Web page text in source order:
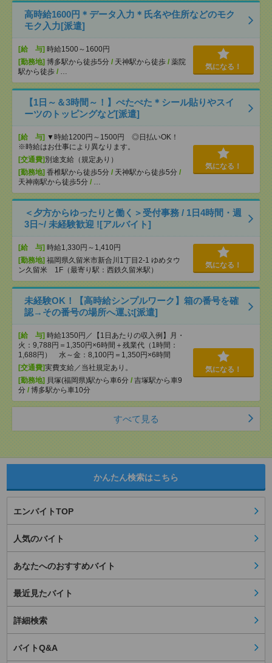
高時給1600円＊データ入力＊氏名や住所などのモク
モク入力[派遣]
[給 与] 時給1500～1600円
[勤務地] 博多駅から徒歩5分 / 天神駅から徒歩 / 薬院
駅から徒歩 / …
気になる！
【1日～＆3時間～！】ぺたぺた＊シール貼りやスイ
ーツのトッピングなど[派遣]
[給 与] ▼時給1200円～1500円 ◎日払いOK！
※時給はお仕事により異なります。
[交通費] 別途支給（規定あり）
[勤務地] 香椎駅から徒歩5分 / 天神駅から徒歩5分 /
天神南駅から徒歩5分 / …
気になる！
＜夕方からゆったりと働く＞受付事務 / 1日4時間・週
3日~/ 未経験歓迎 ![アルバイト]
[給 与] 時給1,330円～1,410円
[勤務地] 福岡県久留米市新合川1丁目2-1 ゆめタウ
ン久留米 1F（最寄り駅：西鉄久留米駅）
気になる！
未経験OK！【高時給シンプルワーク】箱の番号を確
認→その番号の場所へ運ぶ[派遣]
[給 与] 時給1350円／【1日あたりの収入例】月・
火：9,788円＝1,350円×6時間＋残業代（1時間：
1,688円） 水～金：8,100円＝1,350円×6時間
[交通費]実費支給／当社規定あり。
[勤務地] 貝塚(福岡県)駅から車6分 / 吉塚駅から車9
分 / 博多駅から車10分
気になる！
すべて見る
かんたん検索はこちら
エンバイトTOP
人気のバイト
あなたへのおすすめバイト
最近見たバイト
詳細検索
バイトQ&A